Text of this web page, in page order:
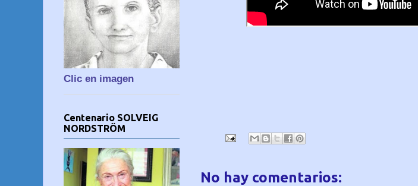
No hay comentarios:
Clic en imagen
Centenario SOLVEIG
NORDSTRÖM